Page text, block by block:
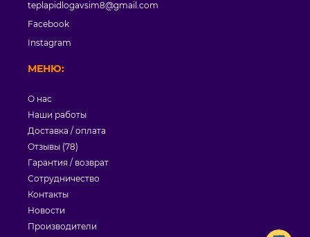
МЕНЮ:
О нас
Наши работы
Доставка / оплата
Отзывы (78)
Гарантия / возврат
Сотрудничество
Контакты
Новости
Производители
teplapidlogavsim8@gmail.com
Facebook
Instagram